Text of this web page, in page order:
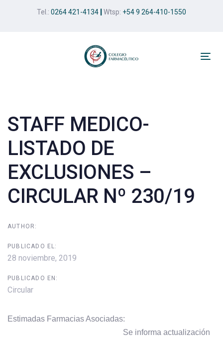
Tel.: 0264 421-4134 Wtsp: +54 9 264-410-1550
STAFF MEDICO-
LISTADO DE
EXCLUSIONES –
CIRCULAR Nº 230/19
AUTHOR:
PUBLICADO EL:
28 noviembre, 2019
PUBLICADO EN:
Circular
Estimadas Farmacias Asociadas:
Se informa actualización
navigation